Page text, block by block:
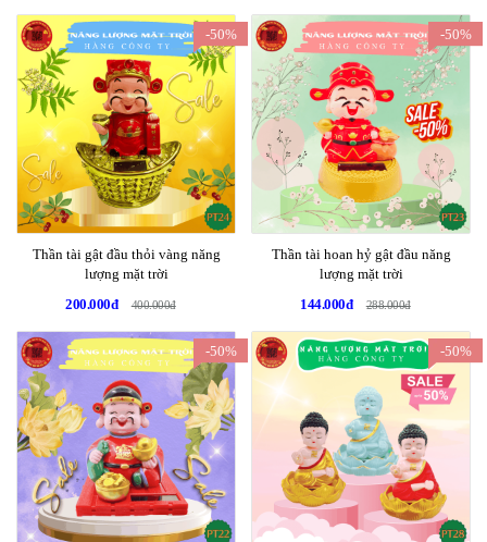
-50%
Thần tài gật đầu thỏi vàng năng
lượng mặt trời
200.000đ
400.000đ
-50%
Thần tài hoan hỷ gật đầu năng
lượng mặt trời
144.000đ
288.000đ
-50% -50%